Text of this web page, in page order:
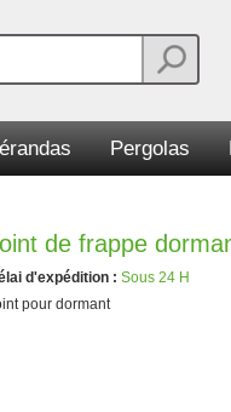
Pergolas
de frappe
d'expédition : Sous 24 H
pour dormant